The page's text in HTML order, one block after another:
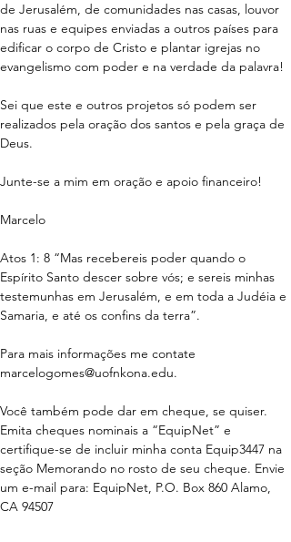
de Jerusalém, de comunidades nas casas, louvor
nas ruas e equipes enviadas a outros países para
edificar o corpo de Cristo e plantar igrejas no
evangelismo com poder e na verdade da palavra!
Sei que este e outros projetos só podem ser
realizados pela oração dos santos e pela graça de
Deus.
Junte-se a mim em oração e apoio financeiro!
Marcelo
Atos 1: 8 “Mas recebereis poder quando o
Espírito Santo descer sobre vós; e sereis minhas
testemunhas em Jerusalém, e em toda a Judéia e
Samaria, e até os confins da terra”.
Para mais informações me contate
marcelogomes@uofnkona.edu.
Você também pode dar em cheque, se quiser.
Emita cheques nominais a “EquipNet” e
certifique-se de incluir minha conta Equip3447 na
seção Memorando no rosto de seu cheque. Envie
um e-mail para: EquipNet, P.O. Box 860 Alamo,
CA 94507